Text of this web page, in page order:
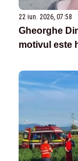
22 iun. 2026, 07:58
Gheorghe
motivul este